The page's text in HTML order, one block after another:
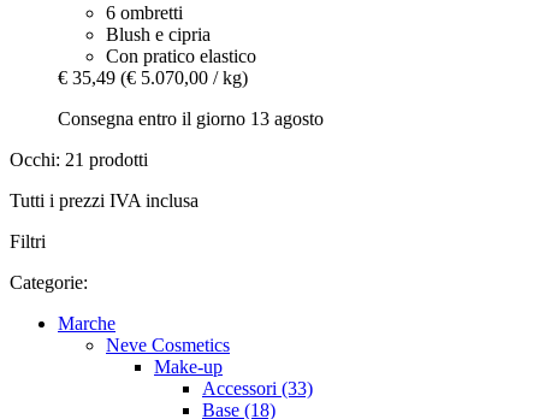
6 ombretti
Blush e cipria
Con pratico elastico
€ 35,49 (€ 5.070,00 / kg)
Consegna entro il giorno 13 agosto
Occhi: 21 prodotti
Tutti i prezzi IVA inclusa
Filtri
Categorie:
Marche
Neve Cosmetics
Make-up
Accessori (33)
Base (18)